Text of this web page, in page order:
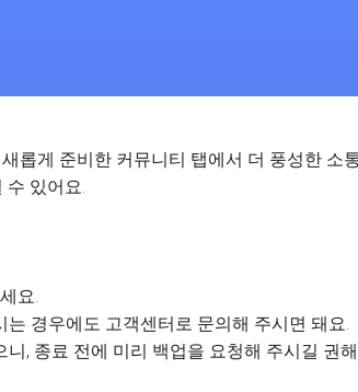
롭게 준비한 커뮤니티 탭에서 더 풍성한 소
수 있어요.
요.
경우에도 고객센터로 문의해 주시면 돼요.
, 종료 전에 미리 백업을 요청해 주시길 권